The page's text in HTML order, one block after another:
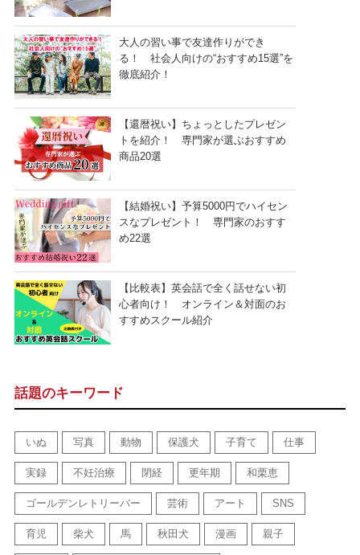
大人の習い事で友達作りができ
る！ 社会人向けの“おすすめ15選”を
徹底紹介！
【還暦祝い】ちょっとしたプレゼン
トを紹介！ 専門家が選ぶおすすめ
商品20選
【結婚祝い】予算5000円でハイセン
スなプレゼント！ 専門家のおすす
め22選
【比較表】英会話で全く話せない初
心者向け！ オンライン＆対面のお
すすめスクール紹介
話題のキーワード
いぬ 写真 動物 保護犬 子育て 仕事
実録 不妊治療 閉経 更年期 和栗恵
ゴールデンレトリーバー 芸術 アート SNS
育児 柴犬 馬 秋田犬 漫画 親子